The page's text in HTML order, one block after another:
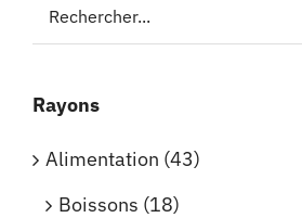
Rayons
Alimentation (43)
Boissons (18)